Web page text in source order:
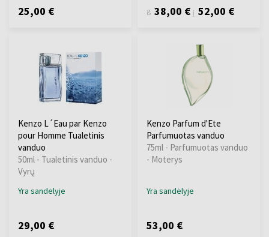
25,00 € iš 38,00 € į 52,00 €
Kenzo L´Eau par Kenzo
pour Homme Tualetinis
vanduo
50ml - Tualetinis vanduo -
Vyrų
Yra sandėlyje
29,00 €
Kenzo Parfum d'Ete
Parfumuotas vanduo
75ml - Parfumuotas vanduo
- Moterys
Yra sandėlyje
53,00 €